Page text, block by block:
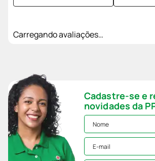
Carregando avaliações…
Cadastre-se e
novidades da